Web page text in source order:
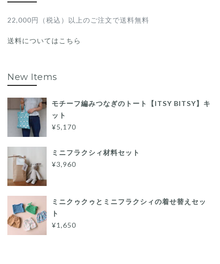
22,000円（税込）以上のご注文で送料無料
送料についてはこちら
New Items
モチーフ編みつなぎのトート【ITSY BITSY】キ
ット
¥5,170
ミニフラクシィ材料セット
¥3,960
ミニクゥクゥとミニフラクシィの着せ替えセッ
ト
¥1,650